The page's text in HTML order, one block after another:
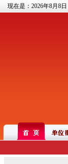
现在是：2026年8月8日